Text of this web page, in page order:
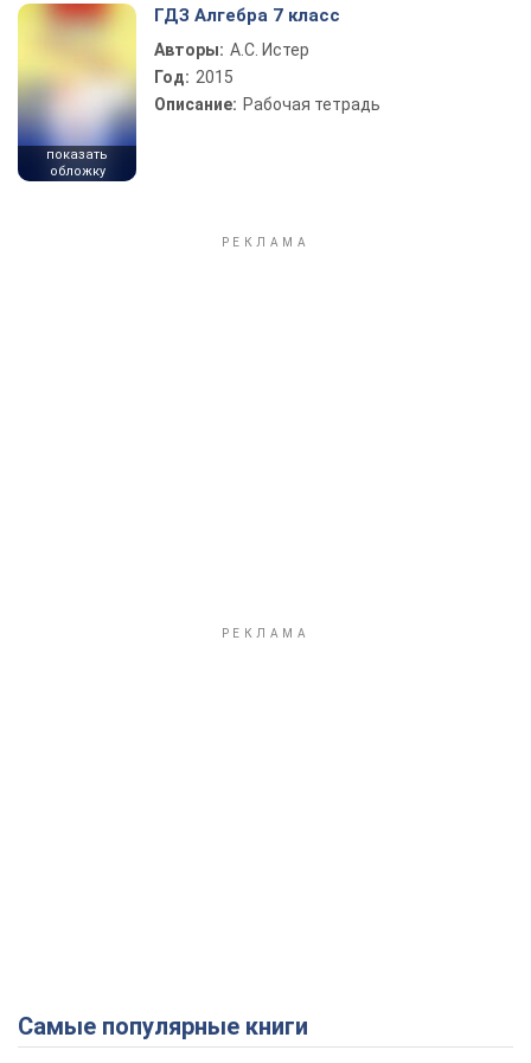
показать
обложку
ГДЗ Алгебра 7 класс
Авторы: А.С. Истер
Год: 2015
Описание: Рабочая тетрадь
Самые популярные книги